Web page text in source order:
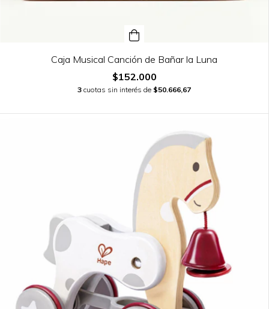
Caja Musical Canción de Bañar la Luna
$152.000
3 cuotas sin interés de $50.666,67